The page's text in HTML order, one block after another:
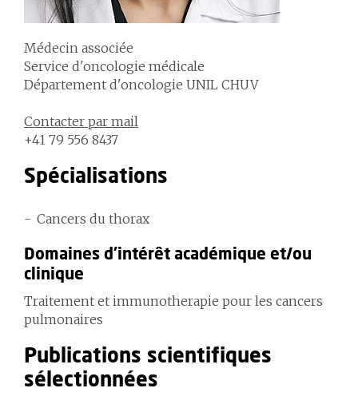
Médecin associée
Service d'oncologie médicale
Département d'oncologie UNIL CHUV
Contacter par mail
+41 79 556 8437
Spécialisations
Cancers du thorax
Domaines d'intérêt académique et/ou
clinique
Traitement et immunotherapie pour les cancers
pulmonaires
Publications scientifiques
sélectionnées